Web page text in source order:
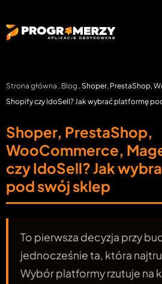
Strona główna . Blog .Shoper, PrestaShop,
Shopify czy IdoSell? Jak wybrać platformę
Shoper, PrestaShop,
WooCommerce,
czy IdoSell? Jak
pod swój sklep
To pierwsza decyzja przy
jednocześnie ta, która
Wybór platformy rzutuje na